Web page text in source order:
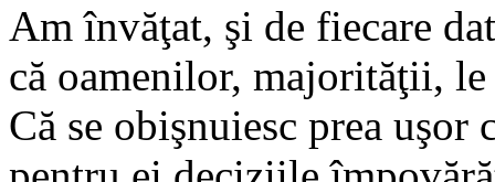
Am învăţat, şi de fiecare
că oamenilor, majorităţii,
Că se obişnuiesc prea